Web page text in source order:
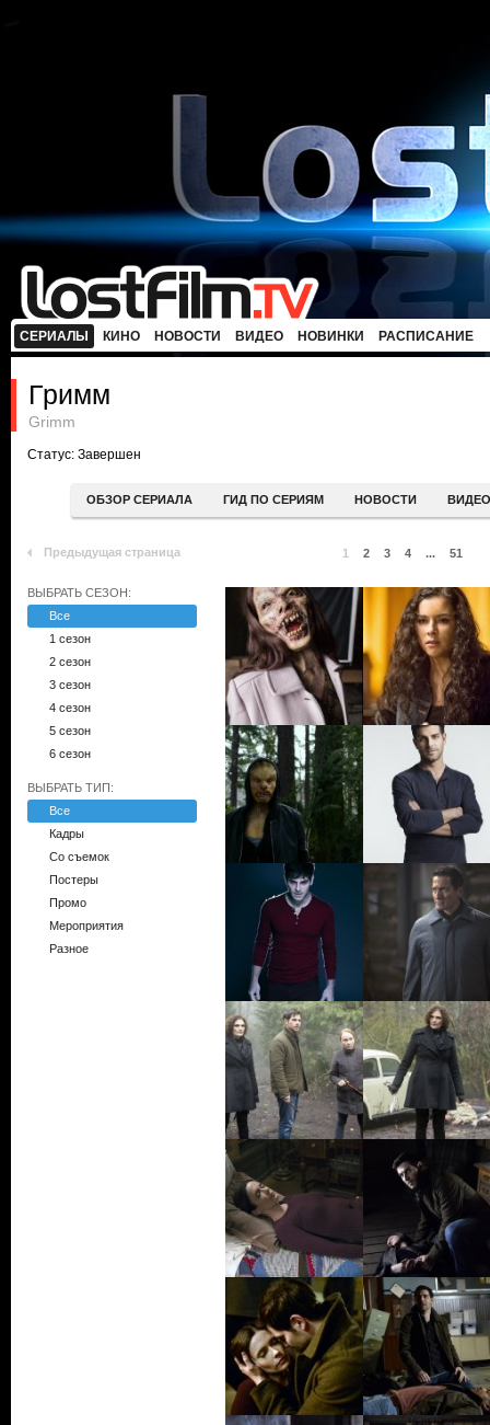
СЕРИАЛЫ КИНО НОВОСТИ ВИДЕО НОВИНКИ РАСПИСАНИЕ
Гримм
Grimm
Статус: Завершен
ОБЗОР СЕРИАЛА ГИД ПО СЕРИЯМ НОВОСТИ ВИДЕО
Предыдущая страница 1 2 3 4 ... 51
ВЫБРАТЬ СЕЗОН:
Все
1 сезон
2 сезон
3 сезон
4 сезон
5 сезон
6 сезон
ВЫБРАТЬ ТИП:
Все
Кадры
Со съемок
Постеры
Промо
Мероприятия
Разное